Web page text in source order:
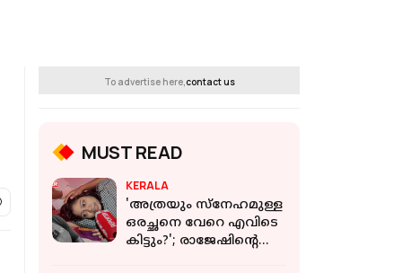
To advertise here,contact us
MUST READ
KERALA
'അത്രയും സ്‌നേഹമുള്ള
ഒരച്ഛനെ വേറെ എവിടെ
കിട്ടും?'; രാജേഷിന്റെ